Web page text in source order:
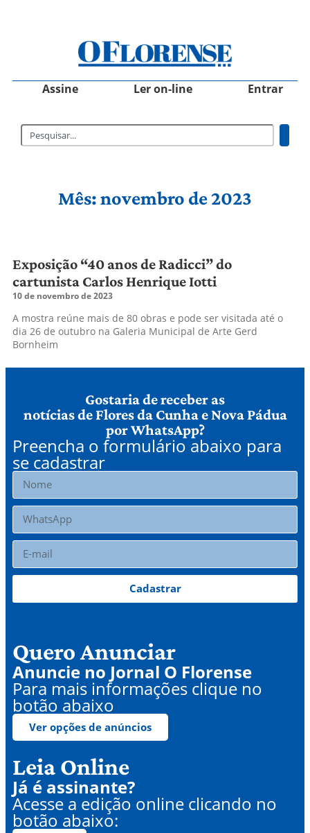
Assine Ler on-line Entrar
Mês: novembro de 2023
Exposição “40 anos de Radicci” do
cartunista Carlos Henrique Iotti
10 de novembro de 2023
A mostra reúne mais de 80 obras e pode ser visitada até o
dia 26 de outubro na Galeria Municipal de Arte Gerd
Bornheim
Gostaria de receber as
notícias de Flores da Cunha e Nova Pádua
por WhatsApp?
Preencha o formulário abaixo para
se cadastrar
Cadastrar
Quero Anunciar
Anuncie no Jornal O Florense
Para mais informações clique no
botão abaixo
Ver opções de anúncios
Leia Online
Já é assinante?
Acesse a edição online clicando no
botão abaixo: